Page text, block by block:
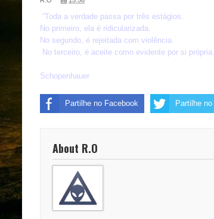
“Toda a verdade passa por três estágios.
No primeiro, ela é ridicularizada.
No segundo, é rejeitada com violência.
No terceiro, é aceite como evidente por si
Schopenhauer
Partilhe no Facebook Partilhe
About R.O